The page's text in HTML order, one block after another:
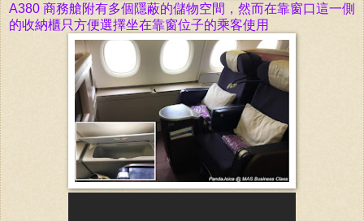
A380 商務艙附有多個隱蔽的儲物空間，然而在靠窗口這一側
的收納櫃只方便選擇坐在靠窗位子的乘客使用